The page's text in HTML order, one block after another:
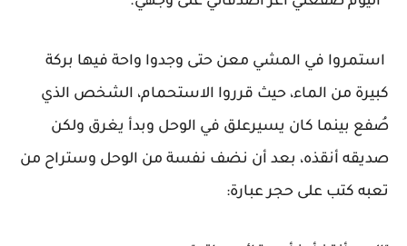
استمروا في المشي معن حتى وجدوا واحة فيها بركة
كبيرة من الماء، حيث قرروا الاستحمام، الشخص الذي
صُفع بينما كان يسيرعلق في الوحل وبدأ يغرق ولكن
صديقه أنقذه، بعد أن نضف نفسة من الوحل وستراح من
تعبه كتب على حجر عبارة: